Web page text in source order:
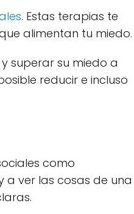
. Estas terapias te
alimentan tu miedo.
superar su miedo a
reducir e incluso
como
ver las cosas de una